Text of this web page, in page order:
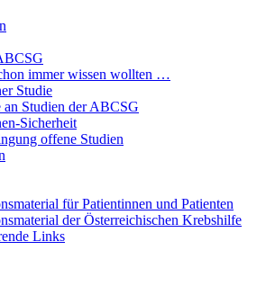
immer wissen wollten …
Studie
an Studien der ABCSG
Sicherheit
offene Studien
für Patientinnen und Patienten
der Österreichischen Krebshilfe
Links